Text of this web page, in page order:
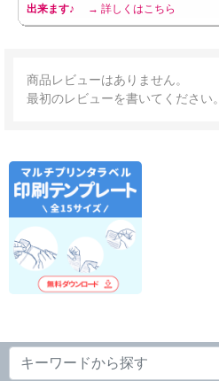
出来ます♪
→ 詳しくはこちら
商品レビューはありません。
最初のレビューを書いてください。